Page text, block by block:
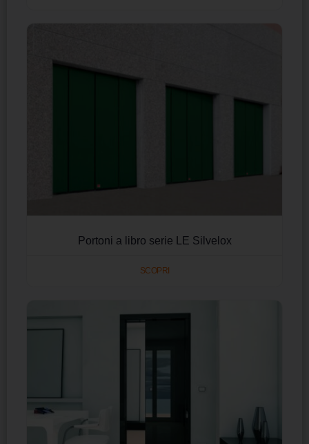
Portoni a libro serie LE Silvelox
SCOPRI